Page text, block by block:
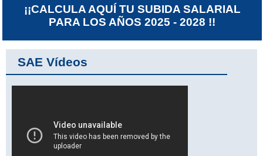
¡¡CALCULA AQUÍ TU SUBIDA SALARIAL
PARA LOS AÑOS 2025 - 2028 !!
SAE Vídeos